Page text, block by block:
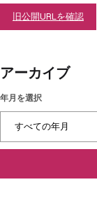
旧公開URLを確認
アーカイブ
年月を選択